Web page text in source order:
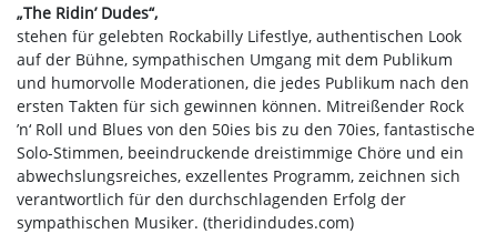
„The Ridin’ Dudes“,
stehen für gelebten Rockabilly Lifestlye, authentischen Look
auf der Bühne, sympathischen Umgang mit dem Publikum
und humorvolle Moderationen, die jedes Publikum nach den
ersten Takten für sich gewinnen können. Mitreißender Rock
’n‘ Roll und Blues von den 50ies bis zu den 70ies, fantastische
Solo-Stimmen, beeindruckende dreistimmige Chöre und ein
abwechslungsreiches, exzellentes Programm, zeichnen sich
verantwortlich für den durchschlagenden Erfolg der
sympathischen Musiker. (theridindudes.com)